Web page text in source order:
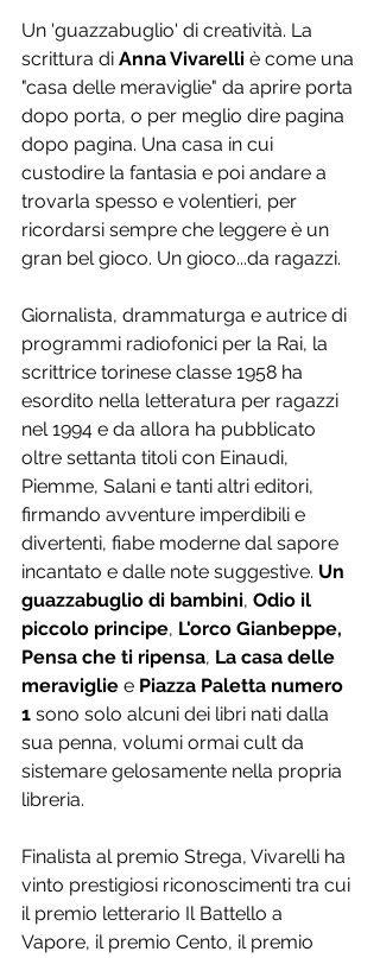
Un 'guazzabuglio' di creatività. La
scrittura di Anna Vivarelli è come una
"casa delle meraviglie" da aprire porta
dopo porta, o per meglio dire pagina
dopo pagina. Una casa in cui
custodire la fantasia e poi andare a
trovarla spesso e volentieri, per
ricordarsi sempre che leggere è un
gran bel gioco. Un gioco...da ragazzi.
Giornalista, drammaturga e autrice di
programmi radiofonici per la Rai, la
scrittrice torinese classe 1958 ha
esordito nella letteratura per ragazzi
nel 1994 e da allora ha pubblicato
oltre settanta titoli con Einaudi,
Piemme, Salani e tanti altri editori,
firmando avventure imperdibili e
divertenti, fiabe moderne dal sapore
incantato e dalle note suggestive. Un
guazzabuglio di bambini, Odio il
piccolo principe, L'orco Gianbeppe,
Pensa che ti ripensa, La casa delle
meraviglie e Piazza Paletta numero
1 sono solo alcuni dei libri nati dalla
sua penna, volumi ormai cult da
sistemare gelosamente nella propria
libreria.
Finalista al premio Strega, Vivarelli ha
vinto prestigiosi riconoscimenti tra cui
il premio letterario Il Battello a
Vapore, il premio Cento, il premio